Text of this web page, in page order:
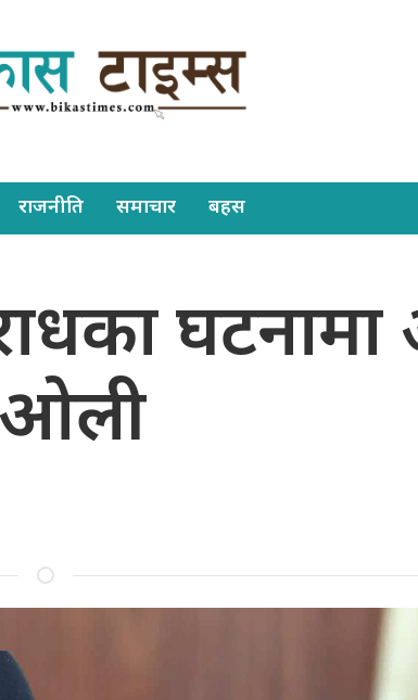
राजनीति समाचार बहस
ओली